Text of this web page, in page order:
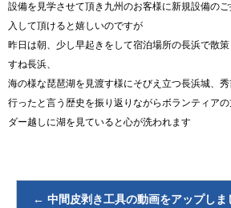
設備を見学させて頂き九州のお客様に新規設備の
入して頂けると嬉しいのですが
昨日は朝、少し早起きをして宿泊場所の長浜で散
すね長浜、
海の様な琵琶湖を見渡す様にそびえ立つ長浜城、
行ったと言う歴史を振り返りながらボランティア
ダー越しに湖を見ていると心が洗われます
← 中間皮剥き工具の動画をアップしま